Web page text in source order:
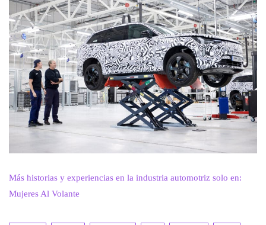
Más historias y experiencias en la industria automotriz solo en:
Mujeres Al Volante